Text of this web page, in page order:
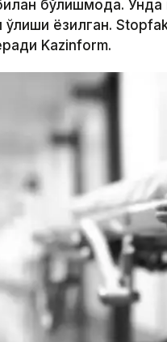
бўлишмоқда.
ёзилган.
Kazinform.